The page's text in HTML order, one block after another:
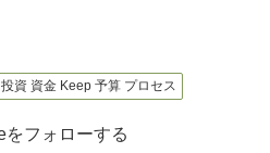
資 資金 Keep 予算 プロセス
をフォローする